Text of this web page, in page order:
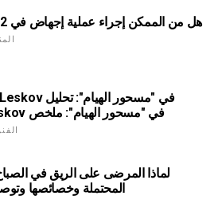
هل من الممكن إجراء عملية إجهاض في 12 أسبوعا؟
موجز. Leskov في "مسحور الهيام": ملخص
لماذا المرضى على الريق في
المحتملة وخصائصها